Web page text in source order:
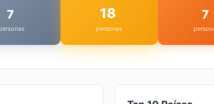
7 18
personas
7